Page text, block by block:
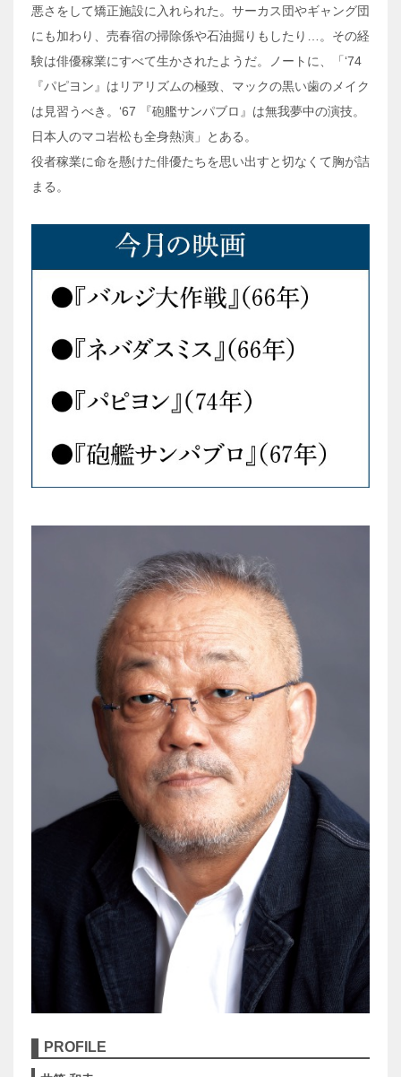
悪さをして矯正施設に入れられた。サーカス団やギャング団
にも加わり、売春宿の掃除係や石油掘りもしたり…。その経
験は俳優稼業にすべて生かされたようだ。ノートに、「‘74
『パピヨン』はリアリズムの極致、マックの黒い歯のメイク
は見習うべき。‘67 『砲艦サンパブロ』は無我夢中の演技。
日本人のマコ岩松も全身熱演」とある。
役者稼業に命を懸けた俳優たちを思い出すと切なくて胸が詰
まる。
PROFILE